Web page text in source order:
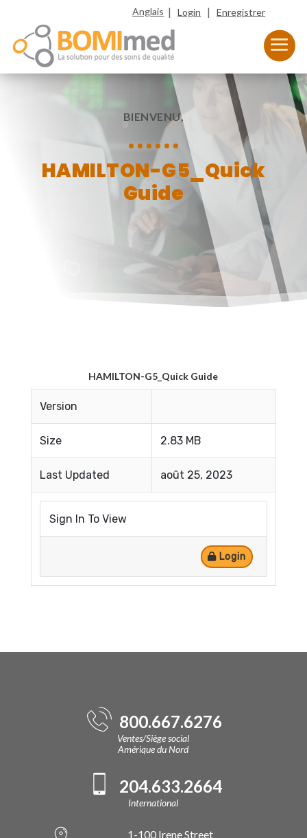
Anglais |Login |Enregistrer
BIENVENU,
HAMILTON-G5_Quick
Guide
HAMILTON-G5_Quick Guide
Version
Size 2.83 MB
Last Updated août 25, 2023
Sign In To View
Login
800.667.6276
Ventes/Siège social
Amérique du Nord
204.633.2664
International
1-100 Irene Street